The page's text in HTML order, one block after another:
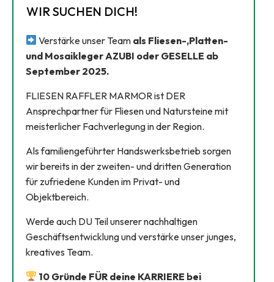
WIR SUCHEN DICH!
Verstärke unser Team als Fliesen-,Platten-
und Mosaikleger AZUBI oder GESELLE ab
September 2025.
FLIESEN RAFFLER MARMOR ist DER
Ansprechpartner für Fliesen und Natursteine mit
meisterlicher Fachverlegung in der Region.
Als familiengeführter Handswerksbetrieb sorgen
wir bereits in der zweiten- und dritten Generation
für zufriedene Kunden im Privat- und
Objektbereich.
Werde auch DU Teil unserer nachhaltigen
Geschäftsentwicklung und verstärke unser junges,
kreatives Team.
10 Gründe FÜR deine KARRIERE bei